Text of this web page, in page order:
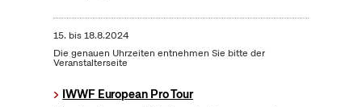
15. bis18.8.2024
Die genauen Uhrzeiten entnehmen Sie bitte der
Veranstalterseite
IWWF European Pro Tour